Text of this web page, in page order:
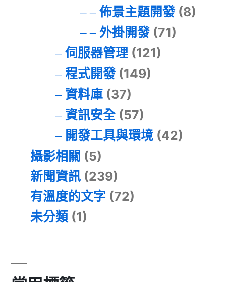
佈景主題開發(8)
外掛開發(71)
伺服器管理(121)
程式開發(149)
資料庫(37)
資訊安全(57)
開發工具與環境(42)
攝影相關 (5)
新聞資訊 (239)
有溫度的文字 (72)
未分類 (1)